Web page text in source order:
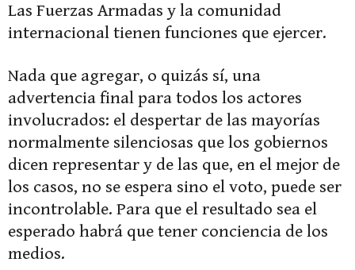
Las Fuerzas Armadas y la comunidad
internacional tienen funciones que ejercer.
Nada que agregar, o quizás sí, una
advertencia final para todos los actores
involucrados: el despertar de las mayorías
normalmente silenciosas que los gobiernos
dicen representar y de las que, en el mejor de
los casos, no se espera sino el voto, puede ser
incontrolable. Para que el resultado sea el
esperado habrá que tener conciencia de los
medios.